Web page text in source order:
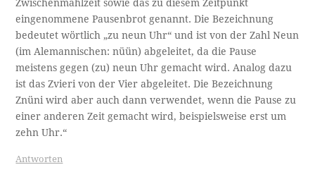
Zwischenmahlzeit sowie das zu diesem Zeitpunkt
eingenommene Pausenbrot genannt. Die Bezeichnung
bedeutet wörtlich „zu neun Uhr“ und ist von der Zahl Neun
(im Alemannischen: nüün) abgeleitet, da die Pause
meistens gegen (zu) neun Uhr gemacht wird. Analog dazu
ist das Zvieri von der Vier abgeleitet. Die Bezeichnung
Znüni wird aber auch dann verwendet, wenn die Pause zu
einer anderen Zeit gemacht wird, beispielsweise erst um
zehn Uhr.“
Antworten